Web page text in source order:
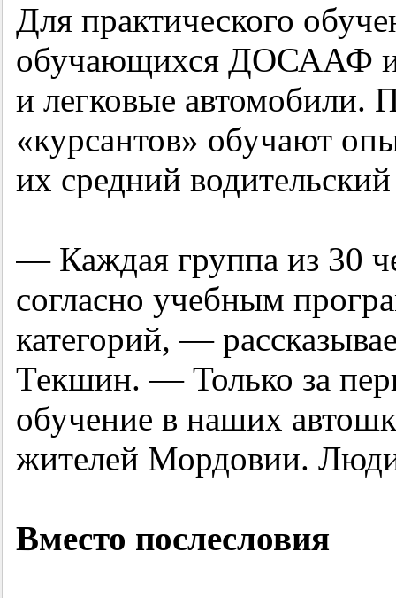
Для практического
обучающихся ДОСААФ
и легковые автомобили.
«курсантов» обучают
их средний
— Каждая группа из 30
согласно учебным
категорий, —
Текшин. — Только за
обучение в наших
жителей Мордовии.
Вместо послесловия